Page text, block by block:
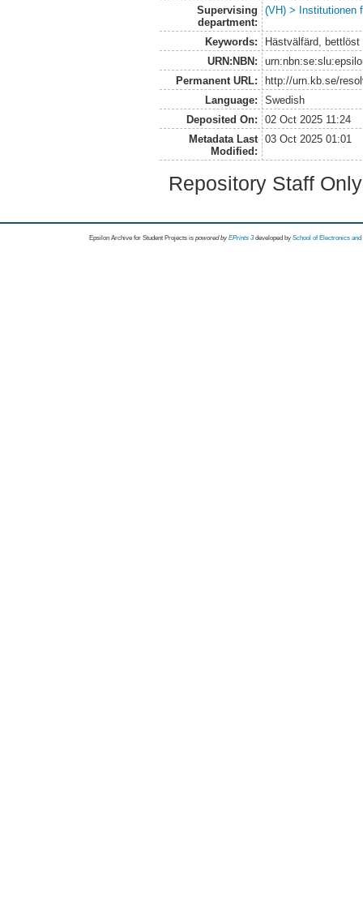
Supervising
department:
(VH) > Institutionen
Keywords:
Hästvälfärd,
URN:NBN:
Permanent URL:
http://urn.kb.se/
Language:
Swedish
Deposited On:
02 Oct 2025 11:24
Metadata Last
Modified:
03 Oct 2025 01:01
Repository Staff
Epsilon Archive for Student Projects is powored byEPrints 3 developed by School of Electronics